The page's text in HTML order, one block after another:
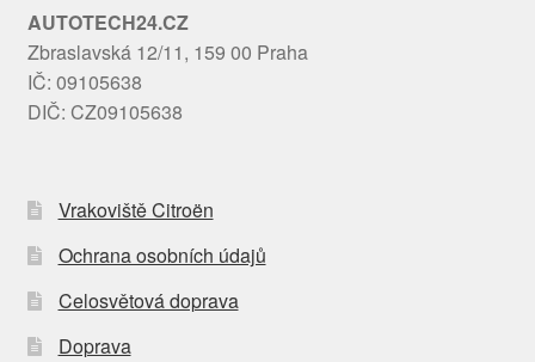
AUTOTECH24.CZ
Zbraslavská 12/11, 159 00 Praha
IČ: 09105638
DIČ: CZ09105638
Vrakoviště Citroën
Ochrana osobních údajů
Celosvětová doprava
Doprava